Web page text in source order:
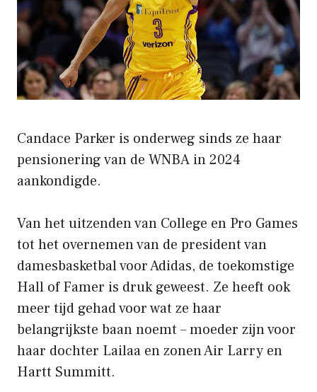
Candace Parker is onderweg sinds ze haar
pensionering van de WNBA in 2024
aankondigde.
Van het uitzenden van College en Pro Games
tot het overnemen van de president van
damesbasketbal voor Adidas, de toekomstige
Hall of Famer is druk geweest. Ze heeft ook
meer tijd gehad voor wat ze haar
belangrijkste baan noemt – moeder zijn voor
haar dochter Lailaa en zonen Air Larry en
Hartt Summitt.